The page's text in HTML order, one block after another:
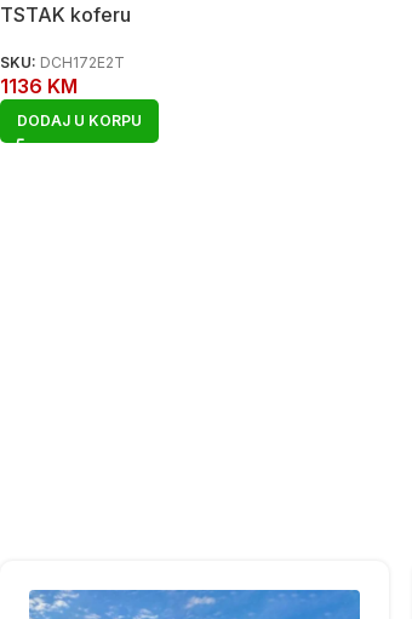
TSTAK koferu
SKU: DCH172E2T
1136 KM
DODAJ U KORPU